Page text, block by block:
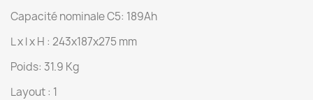
Capacité nominale C5: 189Ah
L x l x H : 243x187x275 mm
Poids: 31.9 Kg
Layout : 1